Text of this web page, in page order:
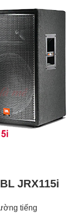
JRX115i
tiếng